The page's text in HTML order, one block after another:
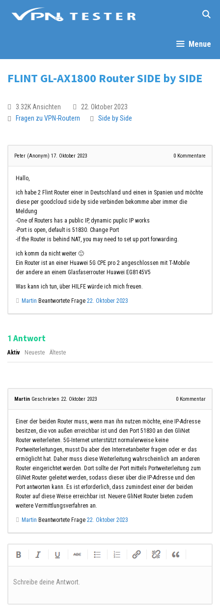
Menue
FLINT GL-AX1800 Router SIDE by SIDE
3.32K Ansichten
22. Oktober 2023
Fragen zu VPN-Routern
Side by Side
Peter (Anonym) 17. Oktober 2023 0 Kommentare
Hallo,
ich habe 2 Flint Router einer in Deutschland und einen in Spanien und möchte
diese per goodcloud side by side verbinden bekomme aber immer die
Meldung
-One of Routers has a public IP, dynamic puplic IP works
-Port is open, default is 51830. Change Port
-if the Router is behind NAT, you may need to set up port forwarding.
ich komm da nicht weiter 🙁
Ein Router ist an einer Huawei 5G CPE pro 2 angeschlossen mit T-Mobile
der andere an einem Glasfaserrouter Huawei EG8145V5
Was kann ich tun, über HILFE würde ich mich freuen.
Martin Beantwortete Frage 22. Oktober 2023
1 Antwort
Aktiv Neueste Älteste
Martin Geschrieben 22. Oktober 2023 0 Kommentar
Einer der beiden Router muss, wenn man ihn nutzen möchte, eine IP-Adresse
besitzen, die von außen erreichbar ist und den Port 51830 an den GliNet
Router weiterleiten. 5G-Internet unterstützt normalerweise keine
Portweiterleitungen, musst Du aber den Internetanbeiter fragen oder er das
ermöglicht hat. Daher muss diese Weiterleitung wahrscheinlich am anderen
Router eingerichtet werden. Dort sollte der Port mittels Portweiterleitung zum
GliNet Router geleitet werden, sodass dieser über die IP-Adresse und den
Port antworten kann. Es ist erforderlich, dass zumindest einer der beiden
Router auf diese Weise erreichbar ist. Neuere GliNet Router bieten zudem
weitere Vermittlungsverfahren an.
Martin Beantwortete Frage 22. Oktober 2023
Schreibe deine Antwort.